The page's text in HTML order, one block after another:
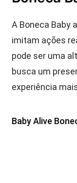
A Boneca Baby
imitam ações
pode ser uma
busca um
experiência
Baby Alive